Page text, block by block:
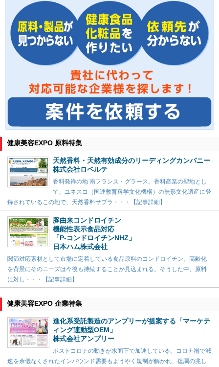
健康美容EXPO 原料特集
天然香料・天然有効成分のリーディングカンパニー
株式会社ロベルテ
香料発祥の地 南フランス・グラース。香料産業の聖地とし
て、ユネスコ（国連教育科学文化機構）の無形文化遺産に登
録されているこの地で、天然香料サプラ・・・【記事詳細】
豚由来コンドロイチン
機能性表示食品対応
「P-コンドロイチンNHZ」
日本ハム株式会社
関節対応素材として市場に定着している食品原料のコンドロイチン。高齢化
を背景にそのニーズは今後も持続することが見込まれる。そうした中、原料
に対し・・・【記事詳細】
健康美容EXPO 企業特集
進化系受託製造のアンプリーが提案する「マーケテ
ィング連動型OEM」
株式会社アンプリー
ポストコロナの動きが水面下で加速している。コロナ禍で減
速を余儀なくされたインバウンド需要もようやく規制が解かれ、復調の兆し